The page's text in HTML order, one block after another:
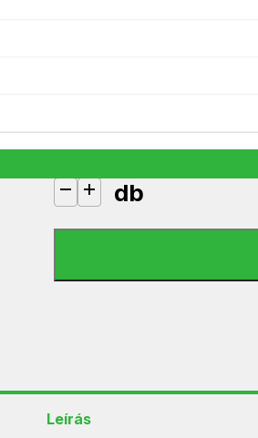
1 készleten
Home HGMH32D mikrohullámú
db
Leírás